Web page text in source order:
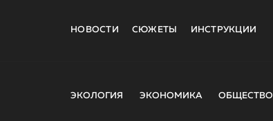
НОВОСТИ СЮЖЕТЫ ИНСТРУКЦИИ
ЭКОЛОГИЯ ЭКОНОМИКА ОБЩЕСТВО